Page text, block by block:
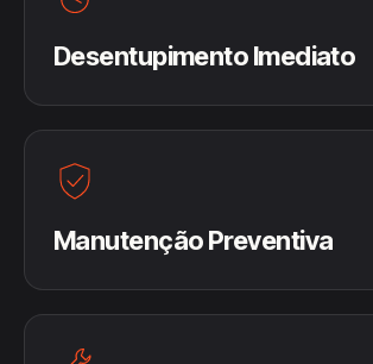
Desentupimento Imediato
Manutenção Preventiva